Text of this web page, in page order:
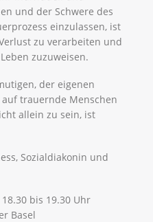
und der Schwere des
einzulassen, ist
zu verarbeiten und
zuzuweisen.
der eigenen
trauernde Menschen
allein zu sein, ist
Sozialdiakonin und
bis 19.30 Uhr
Basel